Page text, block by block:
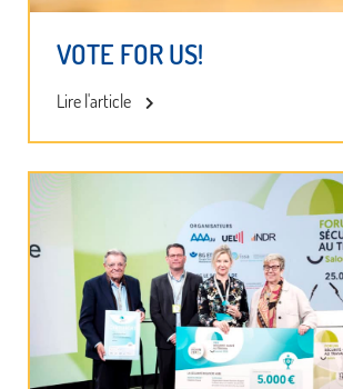
VOTE FOR US!
Lire l'article